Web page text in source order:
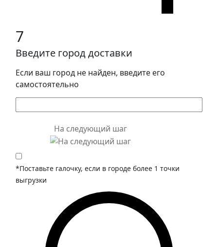
7
Введите город доставки
Если ваш город не найден, введите его
самостоятельно
На следующий шаг
*Поставьте галочку, если в городе более 1 точки
выгрузки